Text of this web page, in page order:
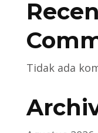
Tidak ada